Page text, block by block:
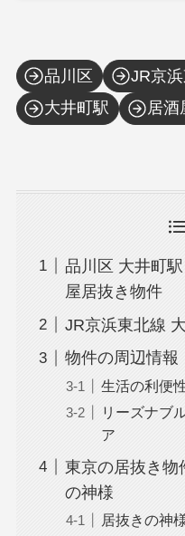
品川区 JR京
大井町駅
居酒
品川区 大井町
屋居抜き物件
JR京浜東北線
物件の周辺情報
生活の利便
リーズナブ
ア
東京の居抜き物
の神様
居抜きの神